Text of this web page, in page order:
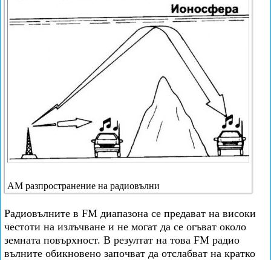
AM разпространение на радиовълни
Радиовълните в FM диапазона се предават на високи
честоти на излъчване и не могат да се огъват около
земната повърхност. В резултат на това FM радио
вълните обикновено започват да отслабват на кратко